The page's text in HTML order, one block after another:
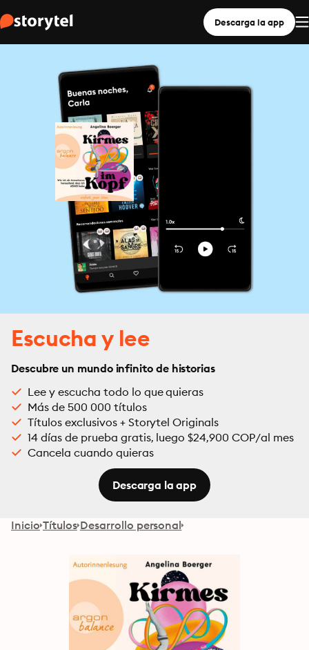
Descarga la app
Escucha y lee
Descubre un mundo infinito de historias
Lee y escucha todo lo que quieras
Más de 500 000 títulos
Títulos exclusivos + Storytel Originals
14 días de prueba gratis, luego $24,900 COP/al mes
Cancela cuando quieras
Descarga la app
Inicio Títulos Desarrollo personal